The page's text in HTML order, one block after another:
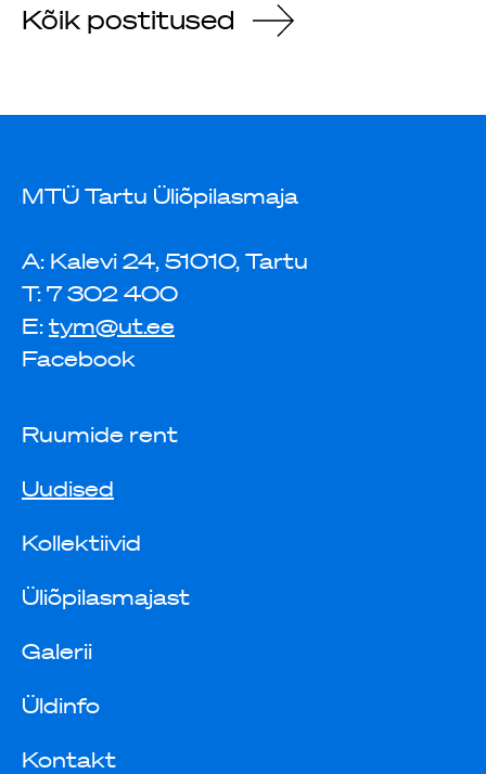
Kõik postitused
MTÜ Tartu Üliõpilasmaja
A: Kalevi 24, 51010, Tartu
T: 7 302 400
E: tym@ut.ee
Facebook
Ruumide rent
Uudised
Kollektiivid
Üliõpilasmajast
Galerii
Üldinfo
Kontakt